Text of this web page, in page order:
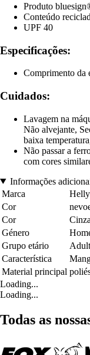
Produto
Conteúdo
UPF 40
Especificações:
Comprimento da
Cuidados:
Lavagem na
Não alvejante,
baixa
Não passar a
com cores
Informações
Marca
Cor
Cor
Cinza
Género
Grupo etário
Característica
Material principal
Loading...
Loading...
Todas as